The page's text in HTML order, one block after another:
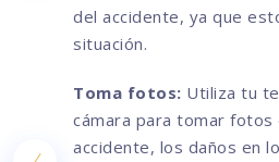
del accidente, ya que
situación.
Toma fotos: Utiliza tu
cámara para tomar fotos
accidente, los daños en